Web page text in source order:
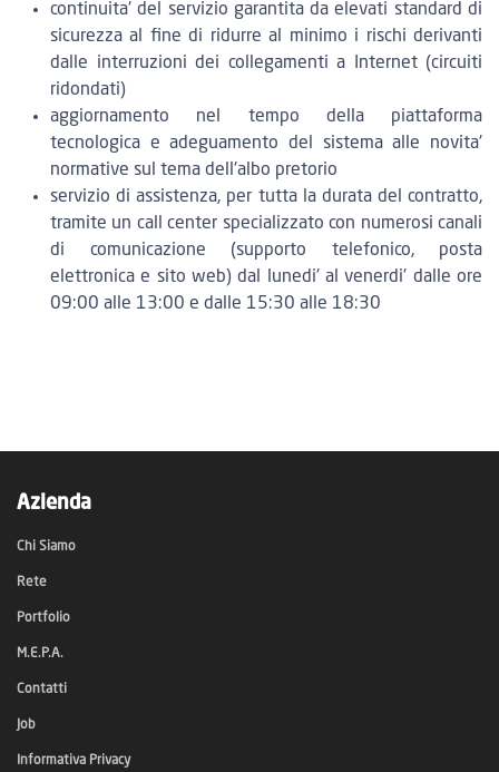
continuita' del servizio garantita da elevati standard di
sicurezza al fine di ridurre al minimo i rischi derivanti
dalle interruzioni dei collegamenti a Internet (circuiti
ridondati)
aggiornamento nel tempo della piattaforma
tecnologica e adeguamento del sistema alle novita'
normative sul tema dell'albo pretorio
servizio di assistenza, per tutta la durata del contratto,
tramite un call center specializzato con numerosi canali
di comunicazione (supporto telefonico, posta
elettronica e sito web) dal lunedi' al venerdi' dalle ore
09:00 alle 13:00 e dalle 15:30 alle 18:30
Azienda
Chi Siamo
Rete
Portfolio
M.E.P.A.
Contatti
Job
Informativa Privacy